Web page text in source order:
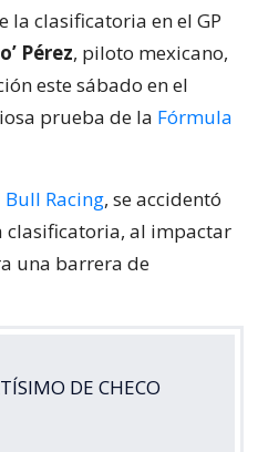
la clasificatoria en el GP
Pérez, piloto mexicano,
este sábado en el
prueba de la Fórmula
Bull Racing, se accidentó
clasificatoria, al impactar
una barrera de
DE CHECO